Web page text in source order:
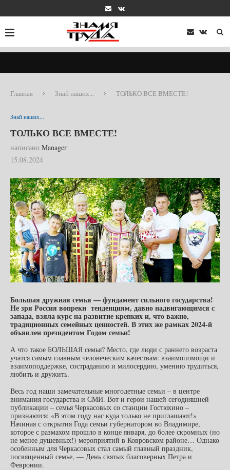
Главная Знай наших... ТОЛЬКО ВСЕ ВМЕСТЕ!
Знай наших...
ТОЛЬКО ВСЕ ВМЕСТЕ!
написано Manager
15.08.2024
Большая дружная семья — фундамент сильного государства!
Не зря Россия вопреки тенденциям, давно надвигающимся с
запада, взяла курс на развитие крепких и, что важно,
традиционных семейных ценностей. В этих же рамках 2024-й
объявлен президентом Годом семьи!
А что такое БОЛЬШАЯ семья? Место, где люди с раннего возраста
учатся самым главным человеческим качествам: взаимопомощи и
взаимоподдержке, состраданию и милосердию, умению трудиться,
любить и дружить.
Весь год наши замечательные многодетные семьи – в центре
внимания государства и СМИ. Вот и герои нашей сегодняшней
публикации – семья Черкасовых со станции Гостюхино –
признаются: «В этом году нас куда только не приглашают!»
Начиная с открытия Года семьи губернатором во Владимире,
которое с размахом прошло в конце января, до более скромных (но
не менее душевных!) мероприятий в Ковровском районе… Однако
особенным для Черкасовых стал самый главный праздник,
посвященный семье, — День святых благоверных Петра и
Февронии.